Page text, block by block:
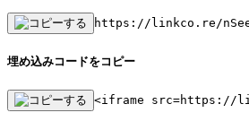
https://linkco.re/
埋め込みコードをコピー
<iframe src=https://